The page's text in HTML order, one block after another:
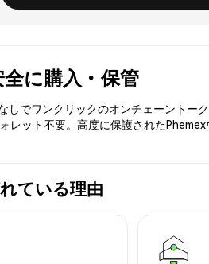
に購入・保管
しでワンクリックのオンチェーントー
ット不要。高度に保護された
ている理由